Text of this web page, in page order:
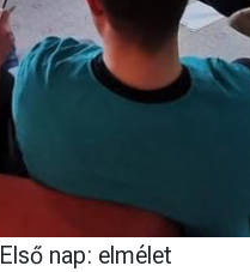
Első nap: elmélet